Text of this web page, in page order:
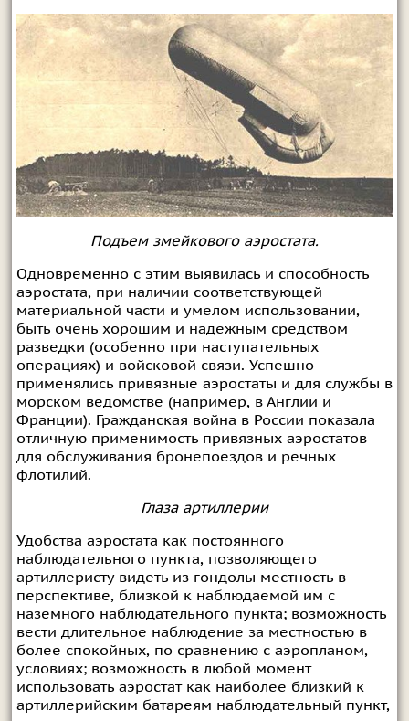
Подъем змейкового аэростата.
Одновременно с этим выявилась и способность
аэростата, при наличии соответствующей
материальной части и умелом использовании,
быть очень хорошим и надежным средством
разведки (особенно при наступательных
операциях) и войсковой связи. Успешно
применялись привязные аэростаты и для службы в
морском ведомстве (например, в Англии и
Франции). Гражданская война в России показала
отличную применимость привязных аэростатов
для обслуживания бронепоездов и речных
флотилий.
Глаза артиллерии
Удобства аэростата как постоянного
наблюдательного пункта, позволяющего
артиллеристу видеть из гондолы местность в
перспективе, близкой к наблюдаемой им с
наземного наблюдательного пункта; возможность
вести длительное наблюдение за местностью в
более спокойных, по сравнению с аэропланом,
условиях; возможность в любой момент
использовать аэростат как наиболее близкий к
артиллерийским батареям наблюдательный пункт,